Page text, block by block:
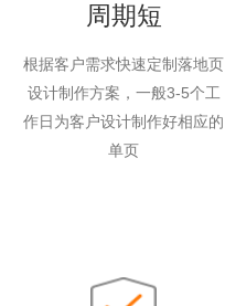
周期短
根据客户需求快速定制落地页
设计制作方案，一般3-5个工
作日为客户设计制作好相应的
单页